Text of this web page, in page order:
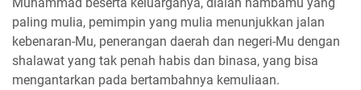
paling mulia, pemimpin yang mulia menunjukkan jalan
kebenaran-Mu, penerangan daerah dan negeri-Mu dengan
shalawat yang tak penah habis dan binasa, yang bisa
mengantarkan pada bertambahnya kemuliaan.